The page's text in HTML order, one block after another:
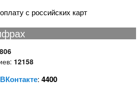
с российских карт
806
12158
ВКонтакте: 4400